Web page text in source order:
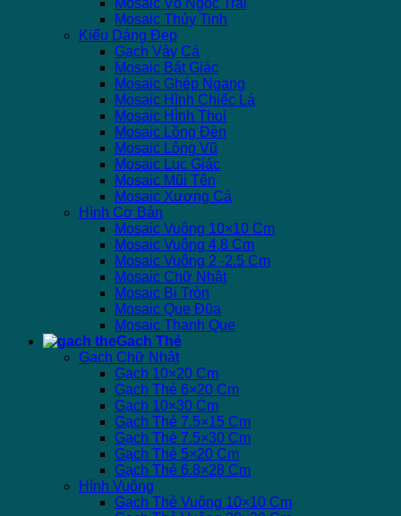
Mosaic Thủy Tinh
Kiểu Dáng Đẹp
Gạch Vảy Cá
Mosaic Bát Giác
Mosaic Ghép Ngang
Mosaic Hình Chiếc Lá
Mosaic Hình Thoi
Mosaic Lồng Đèn
Mosaic Lông Vũ
Mosaic Lục Giác
Mosaic Mũi Tên
Mosaic Xương Cá
Hình Cơ Bản
Mosaic Vuông 10×10 Cm
Mosaic Vuông 4.8 Cm
Mosaic Vuông 2 -2.5 Cm
Mosaic Chữ Nhật
Mosaic Bi Tròn
Mosaic Que Đũa
Mosaic Thanh Que
Gạch Thẻ
Gạch Chữ Nhật
Gạch 10×20 Cm
Gạch Thẻ 6×20 Cm
Gạch 10×30 Cm
Gạch Thẻ 7.5×15 Cm
Gạch Thẻ 7.5×30 Cm
Gạch Thẻ 5×20 Cm
Gạch Thẻ 6.8×28 Cm
Hình Vuông
Gạch Thẻ Vuông 10×10 Cm